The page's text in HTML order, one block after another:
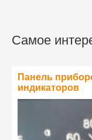
Самое
Панель
индикаторов